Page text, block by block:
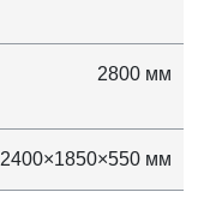
2800 мм
2400×1850×550 мм